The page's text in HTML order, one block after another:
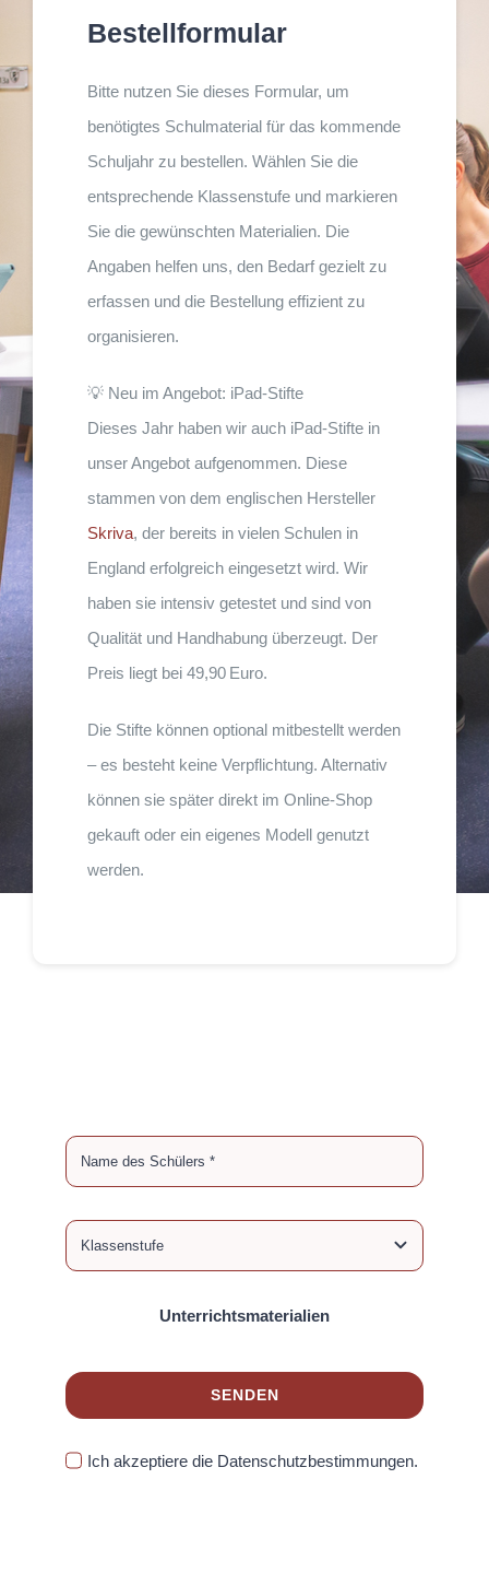
Bestellformular
Bitte nutzen Sie dieses Formular, um
benötigtes Schulmaterial für das kommende
Schuljahr zu bestellen. Wählen Sie die
entsprechende Klassenstufe und markieren
Sie die gewünschten Materialien. Die
Angaben helfen uns, den Bedarf gezielt zu
erfassen und die Bestellung effizient zu
organisieren.
💡 Neu im Angebot: iPad-Stifte
Dieses Jahr haben wir auch iPad-Stifte in
unser Angebot aufgenommen. Diese
stammen von dem englischen Hersteller
Skriva, der bereits in vielen Schulen in
England erfolgreich eingesetzt wird. Wir
haben sie intensiv getestet und sind von
Qualität und Handhabung überzeugt. Der
Preis liegt bei 49,90 Euro.
Die Stifte können optional mitbestellt werden
– es besteht keine Verpflichtung. Alternativ
können sie später direkt im Online-Shop
gekauft oder ein eigenes Modell genutzt
werden.
Unterrichtsmaterialien
SENDEN
Ich akzeptiere die Datenschutzbestimmungen.